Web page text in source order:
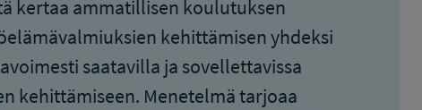
kertaa ammatillisen koulutuksen
kehittämisen yhdeksi
saatavilla ja sovellettavissa
kehittämiseen. Menetelmä tarjoaa